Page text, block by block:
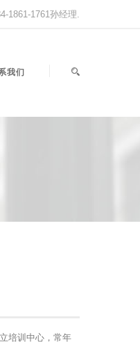
1861-1761孙经理.
我们
培训中心，常年